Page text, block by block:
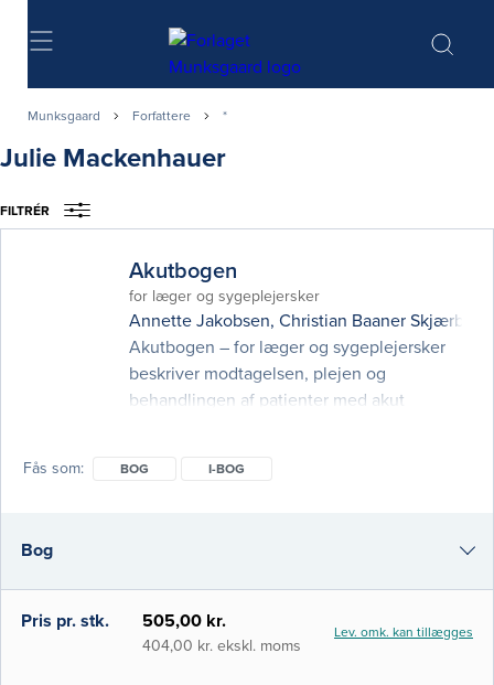
Søg
Munksgaard Forfattere *
Julie Mackenhauer
FILTRÉR
Akutbogen
for læger og sygeplejersker
Annette Jakobsen, Christian Baaner Skjærbæk
Akutbogen – for læger og sygeplejersker
beskriver modtagelsen, plejen og
behandlingen af patienter med akut
klar tværfaglig profil. Landets akutafdelinger
grundlægges her. Denne bog retter sig
primæ
Fås som BOG I-BOG
Bog
i-bog
Pris pr. stk. 505,00 kr.
404,00 kr. ekskl. moms
Lev. omk. kan tillægges